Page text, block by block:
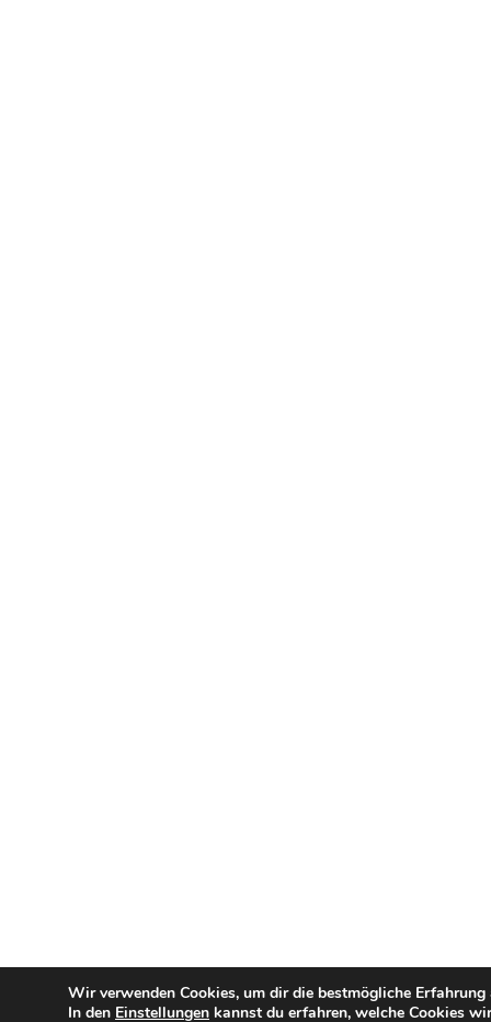
Wir verwenden Cookies, um dir die bestmögliche
In den Einstellungen kannst du erfahren, welche Cookies